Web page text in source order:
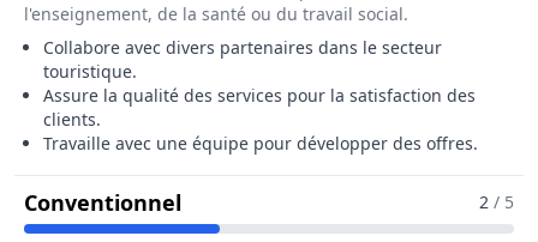
l'enseignement, de la santé ou du travail social.
Collabore avec divers partenaires dans le secteur
touristique.
Assure la qualité des services pour la satisfaction des
clients.
Travaille avec une équipe pour développer des offres.
ConventionnelPour Le Métier De Assistant /
2 / 5